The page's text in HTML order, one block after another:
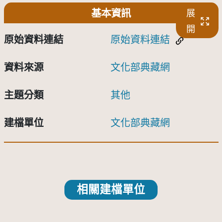
基本資訊
展
開
原始資料連結 原始資料連結
資料來源 文化部典藏網
主題分類 其他
建檔單位 文化部典藏網
相關建檔單位